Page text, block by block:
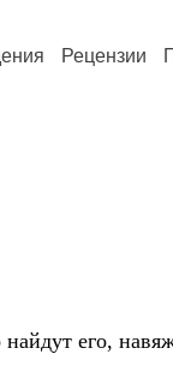
Рецензии
его,